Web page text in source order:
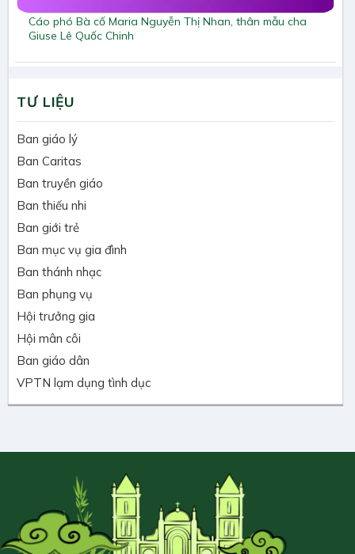
Cáo phó Bà cố Maria Nguyễn Thị Nhan, thân mẫu cha
Giuse Lê Quốc Chinh
TƯ LIỆU
Ban giáo lý
Ban Caritas
Ban truyền giáo
Ban thiếu nhi
Ban giới trẻ
Ban mục vụ gia đình
Ban thánh nhạc
Ban phụng vụ
Hội trưởng gia
Hội mân côi
Ban giáo dân
VPTN lạm dụng tình dục